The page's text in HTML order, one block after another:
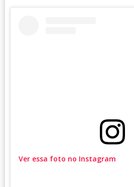
Ver essa foto no Instagram